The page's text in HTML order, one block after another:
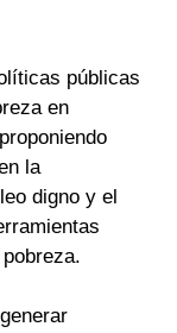
públicas
en
la
digno y el